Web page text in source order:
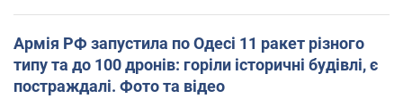
Армія РФ запустила по Одесі 11 ракет різного
типу та до 100 дронів: горіли історичні будівлі, є
постраждалі. Фото та відео